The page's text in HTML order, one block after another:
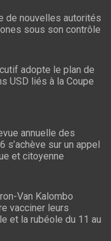
de nouvelles autorités
sous son contrôle
adopte le plan de
USD liés à la Coupe
annuelle des
s’achève sur un appel
et citoyenne
Van Kalombo
vacciner leurs
et la rubéole du 11 au